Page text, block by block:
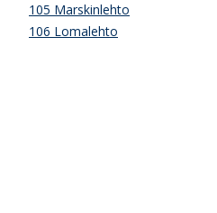
105 Marskinlehto
106 Lomalehto